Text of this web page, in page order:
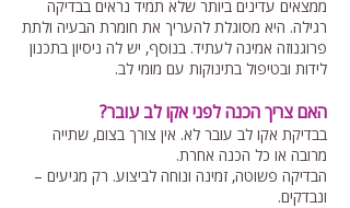
ממצאים עדינים ביותר שלא תמיד נראים בבדיקה
רגילה. היא מסוגלת להעריך את חומרת הבעיה ולתת
פרוגנוזה אמינה לעתיד. בנוסף, יש לה ניסיון בתכנון
לידות ובטיפול בתינוקות עם מומי לב.
האם צריך הכנה לפני אקו לב עובר?
בבדיקת אקו לב עובר לא. אין צורך בצום, שתייה
מרובה או כל הכנה אחרת.
הבדיקה פשוטה, זמינה ונוחה לביצוע. רק מגיעים –
ונבדקים.